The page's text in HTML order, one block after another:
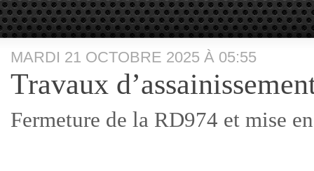
MARDI 21 OCTOBRE 2025 À 05:55
Travaux
Fermeture de la RD974 et mise